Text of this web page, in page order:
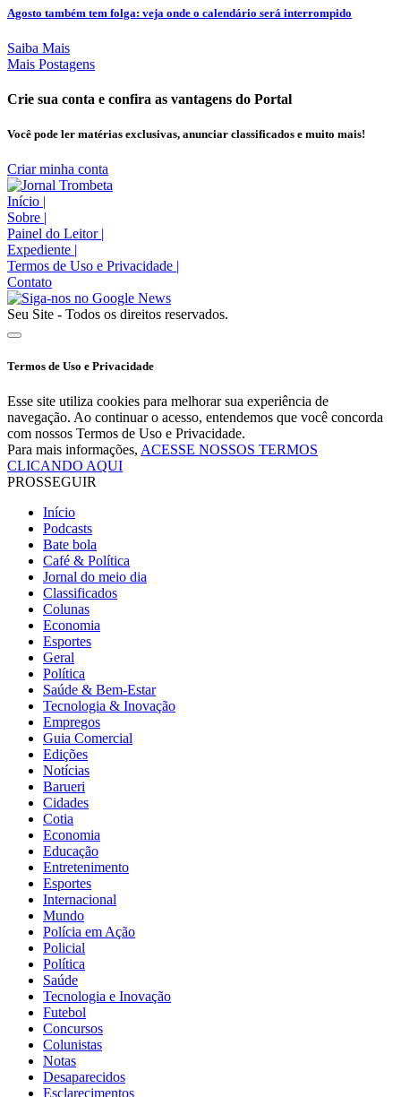
Agosto também tem folga: veja onde o calendário será interrompido
Saiba Mais
Mais Postagens
Crie sua conta e confira as vantagens do Portal
Você pode ler matérias exclusivas, anunciar classificados e muito mais!
Criar minha conta
Início |
Sobre |
Painel do Leitor |
Expediente |
Termos de Uso e Privacidade |
Contato
Seu Site - Todos os direitos reservados.
Termos de Uso e Privacidade
Esse site utiliza cookies para melhorar sua experiência de
navegação. Ao continuar o acesso, entendemos que você concorda
com nossos Termos de Uso e Privacidade.
Para mais informações, ACESSE NOSSOS TERMOS
CLICANDO AQUI
PROSSEGUIR
Início
Podcasts
Bate bola
Café & Política
Jornal do meio dia
Classificados
Colunas
Economia
Esportes
Geral
Política
Saúde & Bem-Estar
Tecnologia & Inovação
Empregos
Guia Comercial
Edições
Notícias
Barueri
Cidades
Cotia
Economia
Educação
Entretenimento
Esportes
Internacional
Mundo
Polícia em Ação
Policial
Política
Saúde
Tecnologia e Inovação
Futebol
Concursos
Colunistas
Notas
Desaparecidos
Esclarecimentos